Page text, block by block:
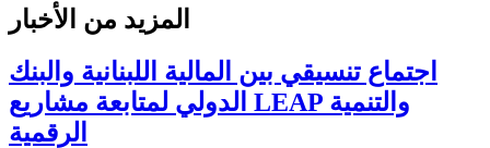
المزيد من الأخبار
اجتماع تنسيقي بين المالية اللبنانية والبنك
الدولي لمتابعة مشاريع LEAP والتنمية
الرقمية